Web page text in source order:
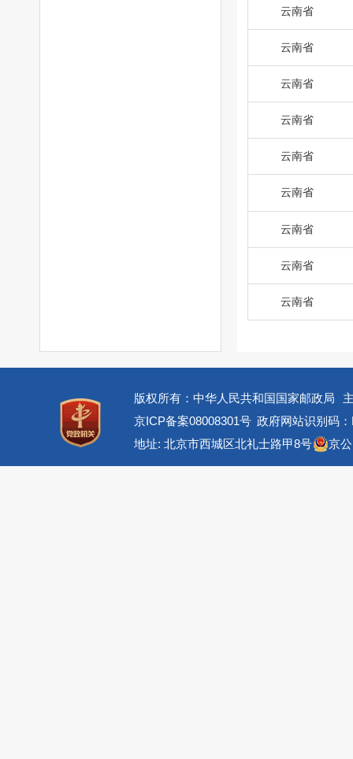
云南省
云南省
云南省
云南省
云南省
云南省
云南省
云南省
云南省
版权所有：中华人民共和国国家邮政局
京ICP备案08008301号 政府网站识别码
地址: 北京市西城区北礼士路甲8号
京